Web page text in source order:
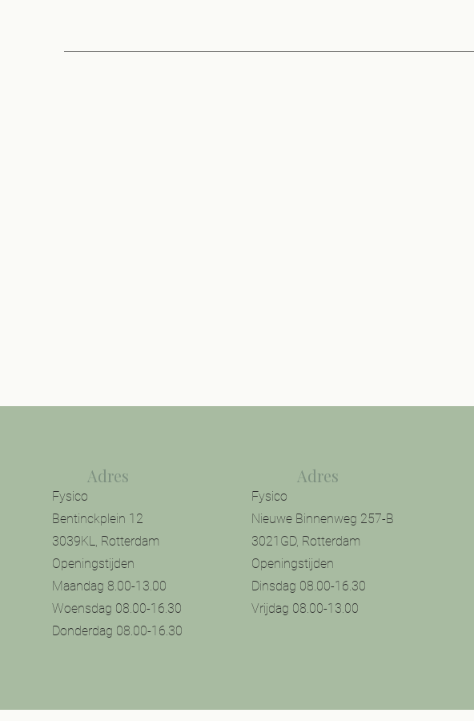
Adres
Fysico
Bentinckplein 12
3039KL, Rotterdam
Openingstijden
Maandag 8.00-13.00
Woensdag 08.00-16.30
Donderdag 08.00-16.30
Adres
Fysico
Nieuwe Binnenweg 257-B
3021GD, Rotterdam
Openingstijden
Dinsdag 08.00-16.30
Vrijdag 08.00-13.00